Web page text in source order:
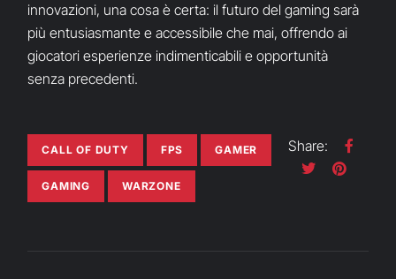
innovazioni, una cosa è certa: il futuro del gaming sarà
più entusiasmante e accessibile che mai, offrendo ai
giocatori esperienze indimenticabili e opportunità
senza precedenti.
CALL OF DUTY FPS GAMER
GAMING WARZONE
Share: